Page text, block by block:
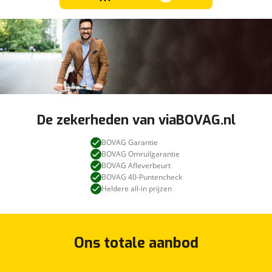
De zekerheden van viaBOVAG.nl
BOVAG Garantie
BOVAG Omruilgarantie
BOVAG Afleverbeurt
BOVAG 40-Puntencheck
Heldere all-in prijzen
Ons totale aanbod